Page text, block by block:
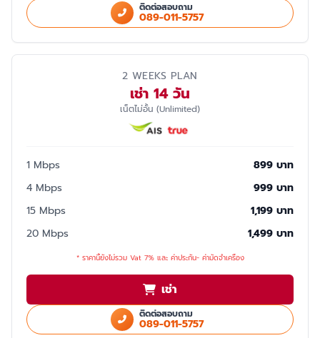
ติดต่อสอบถาม
089-011-5757
2 WEEKS PLAN
เช่า 14 วัน
เน็ตไม่อั้น (Unlimited)
1 Mbps
899 บาท
4 Mbps
999 บาท
15 Mbps
1,199 บาท
20 Mbps
1,499 บาท
* ราคานี้ยังไม่รวม Vat 7% และ ค่าประกัน- ค่ามัดจำเครื่อง
เช่า
ติดต่อสอบถาม
089-011-5757